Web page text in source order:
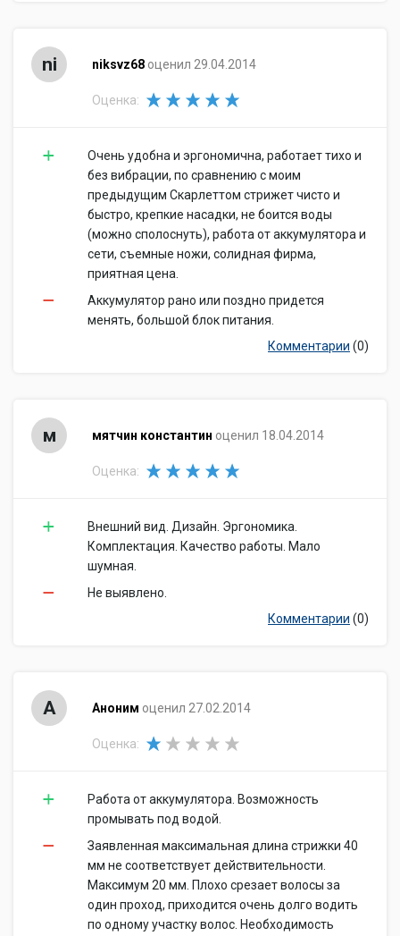
ni niksvz68 оценил 29.04.2014
Оценка:
Очень удобна и эргономична, работает тихо и
без вибрации, по сравнению с моим
предыдущим Скарлеттом стрижет чисто и
быстро, крепкие насадки, не боится воды
(можно сполоснуть), работа от аккумулятора и
сети, съемные ножи, солидная фирма,
приятная цена.
Аккумулятор рано или поздно придется
менять, большой блок питания.
Комментарии (0)
м мятчин константин оценил 18.04.2014
Оценка:
Внешний вид. Дизайн. Эргономика.
Комплектация. Качество работы. Мало
шумная.
Не выявлено.
Комментарии (0)
А Аноним оценил 27.02.2014
Оценка:
Работа от аккумулятора. Возможность
промывать под водой.
Заявленная максимальная длина стрижки 40
мм не соответствует действительности.
Максимум 20 мм. Плохо срезает волосы за
один проход, приходится очень долго водить
по одному участку волос. Необходимость